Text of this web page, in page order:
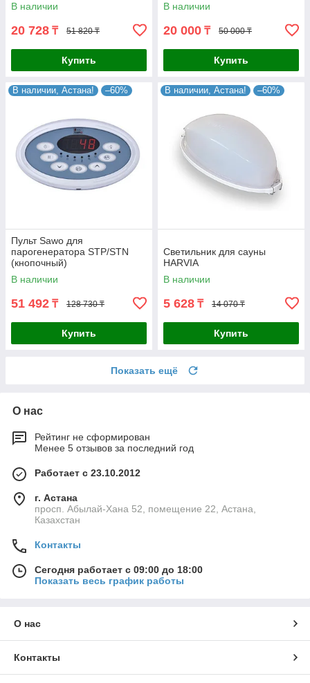
В наличии
20 728 ₸ 51 820 ₸
Купить
В наличии
20 000 ₸ 50 000 ₸
Купить
В наличии, Астана! –60%
Пульт Sawo для
парогенератора STP/STN
(кнопочный)
В наличии
51 492 ₸ 128 730 ₸
Купить
В наличии, Астана! –60%
Светильник для сауны
HARVIA
В наличии
5 628 ₸ 14 070 ₸
Купить
Показать ещё
О нас
Рейтинг не сформирован
Менее 5 отзывов за последний год
Работает с 23.10.2012
г. Астана
просп. Абылай-Хана 52, помещение 22, Астана,
Казахстан
Контакты
Сегодня работает с 09:00 до 18:00
Показать весь график работы
О нас
Контакты